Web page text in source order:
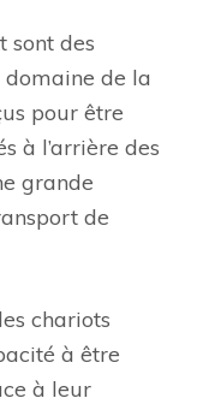
sont des
domaine de la
pour être
à l’arrière des
grande
de
chariots
à être
à leur